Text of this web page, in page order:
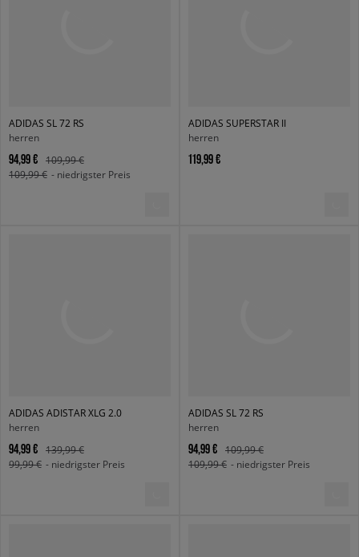
ADIDAS SL 72 RS
herren
94,99 €
109,99 €
109,99 € - niedrigster Preis
ADIDAS SUPERSTAR II
herren
119,99 €
ADIDAS ADISTAR XLG 2.0
herren
94,99 €
139,99 €
99,99 € - niedrigster Preis
ADIDAS SL 72 RS
herren
94,99 €
109,99 €
109,99 € - niedrigster Preis